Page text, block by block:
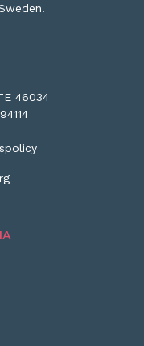
46034